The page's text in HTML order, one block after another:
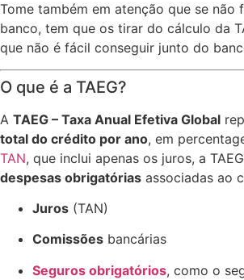
Tome também em atenção que se não
banco, tem que os tirar do cálculo da
que não é fácil conseguir junto do
O que é a TAEG?
A TAEG – Taxa Anual Efetiva Global
total do crédito por ano, em
TAN, que inclui apenas os juros, a
despesas obrigatórias associadas ao
Juros (TAN)
Comissões bancárias
Seguros obrigatórios, como o